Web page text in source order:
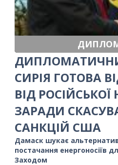
СИРІЯ ГОТОВА
ВІД
ЗАРАДИ
САНКЦІЙ США
Дамаск шукає
постачання енергоносіїв
Заходом